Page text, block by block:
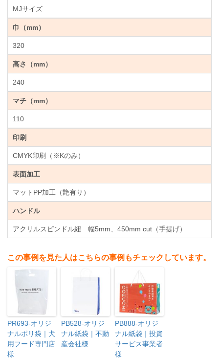
MJサイズ
巾（mm）
320
高さ（mm）
240
マチ（mm）
110
印刷
CMYK印刷（※Kのみ）
表面加工
マットPP加工（艶有り）
ハンドル
アクリルスピンドル紐 幅5mm、450mm cut（手提げ）
この事例を見た人はこちらの事例もチェックしています。
PR693-オリジ
ナルポリ袋｜犬
用フード専門店
様
PB528-オリジ
ナル紙袋｜不動
産会社様
PB888-オリジ
ナル紙袋｜投資
サービス事業者
様